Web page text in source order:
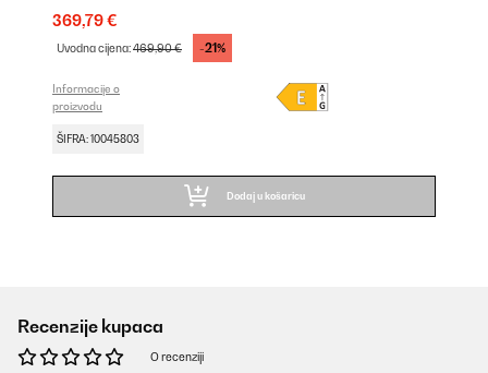
369,79 €
Uvodna cijena:469,90 € -21%
Informacije o
proizvodu
ŠIFRA: 10045803
Dodaj u košaricu
Recenzije kupaca
O recenziji